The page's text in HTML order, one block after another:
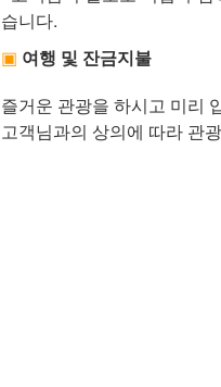
습니다.
▣ 여행 및 잔금지불
즐거운 관광을 하시고 미리
고객님과의 상의에 따라 관